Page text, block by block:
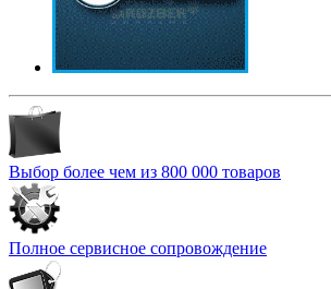
Выбор более чем из 800 000 товаров
Полное сервисное сопровождение